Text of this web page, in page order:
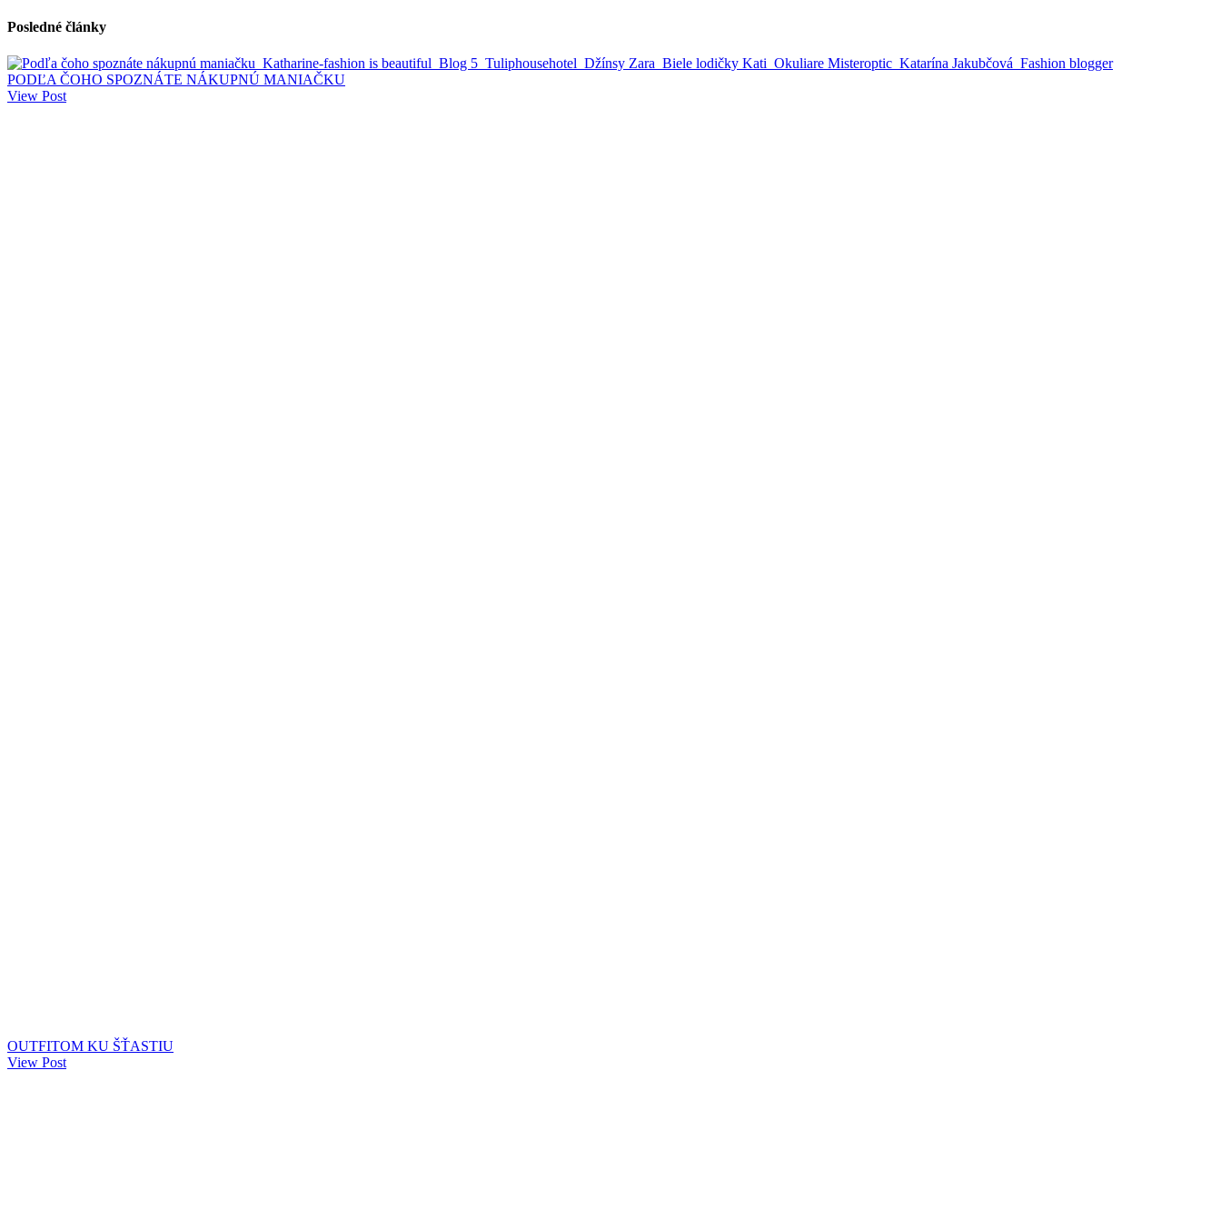
Posledné články
PODĽA ČOHO SPOZNÁTE NÁKUPNÚ MANIAČKU
View Post
OUTFITOM KU ŠŤASTIU
View Post